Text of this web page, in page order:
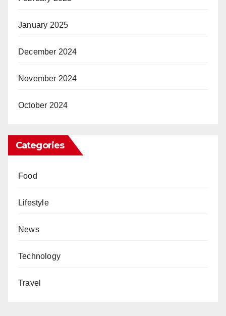
January 2025
December 2024
November 2024
October 2024
Categories
Food
Lifestyle
News
Technology
Travel